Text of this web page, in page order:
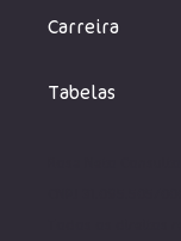
Carreira
Tabelas